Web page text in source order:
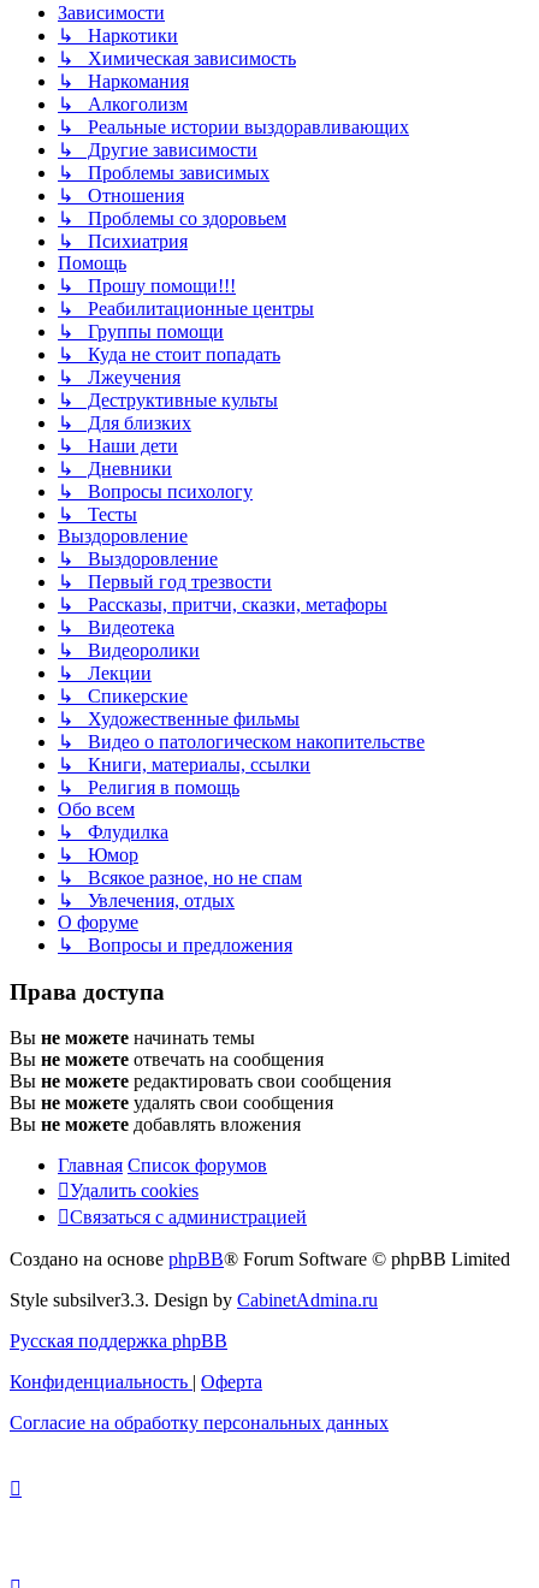
Зависимости
↳ Наркотики
↳ Химическая зависимость
↳ Наркомания
↳ Алкоголизм
↳ Реальные истории выздоравливающих
↳ Другие зависимости
↳ Проблемы зависимых
↳ Отношения
↳ Проблемы со здоровьем
↳ Психиатрия
Помощь
↳ Прошу помощи!!!
↳ Реабилитационные центры
↳ Группы помощи
↳ Куда не стоит попадать
↳ Лжеучения
↳ Деструктивные культы
↳ Для близких
↳ Наши дети
↳ Дневники
↳ Вопросы психологу
↳ Тесты
Выздоровление
↳ Выздоровление
↳ Первый год трезвости
↳ Рассказы, притчи, сказки, метафоры
↳ Видеотека
↳ Видеоролики
↳ Лекции
↳ Спикерские
↳ Художественные фильмы
↳ Видео о патологическом накопительстве
↳ Книги, материалы, ссылки
↳ Религия в помощь
Обо всем
↳ Флудилка
↳ Юмор
↳ Всякое разное, но не спам
↳ Увлечения, отдых
О форуме
↳ Вопросы и предложения
Права доступа
Вы не можете начинать темы
Вы не можете отвечать на сообщения
Вы не можете редактировать свои сообщения
Вы не можете удалять свои сообщения
Вы не можете добавлять вложения
Главная Список форумов
Удалить cookies
Связаться
администрацией
Связаться с администрацией
Создано на основе phpBB® Forum Software © phpBB Limited
Style subsilver3.3. Design by CabinetAdmina.ru
Русская поддержка phpBB
Конфиденциальность | Оферта
Согласие на обработку персональных данных